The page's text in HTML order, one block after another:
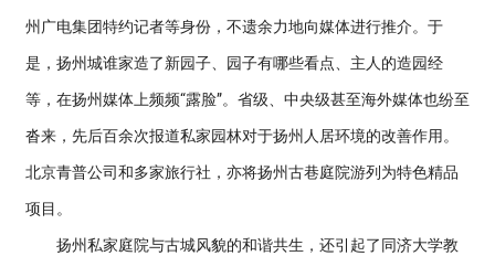
州广电集团特约记者等身份，不遗余力地向媒体进行推介。于
是，扬州城谁家造了新园子、园子有哪些看点、主人的造园经
等，在扬州媒体上频频“露脸”。省级、中央级甚至海外媒体也纷至
沓来，先后百余次报道私家园林对于扬州人居环境的改善作用。
北京青普公司和多家旅行社，亦将扬州古巷庭院游列为特色精品
项目。
扬州私家庭院与古城风貌的和谐共生，还引起了同济大学教